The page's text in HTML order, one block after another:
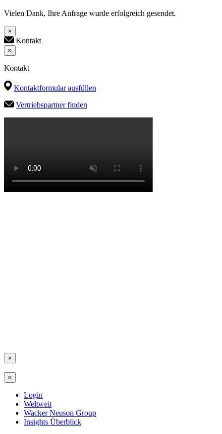
Vielen Dank, Ihre Anfrage wurde erfolgreich gesendet.
×
Kontakt
×
Kontakt
Kontaktformular ausfüllen
Vertriebspartner finden
×
×
Login
Weltweit
Wacker Neuson Group
Insights Überblick